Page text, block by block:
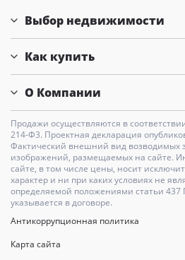
Выбор недвижимости
Как купить
О Компании
Продажи осуществляются в
214-Ф3. Проектная декларация
Фактический внешний вид возводимых
изображений, размещаемых на сайте.
сайте, в том числе цены, носит
характер и ни при каких условиях не
определяемой положениями статьи 437
указывается в договоре.
Антикоррупционная политика
Карта сайта